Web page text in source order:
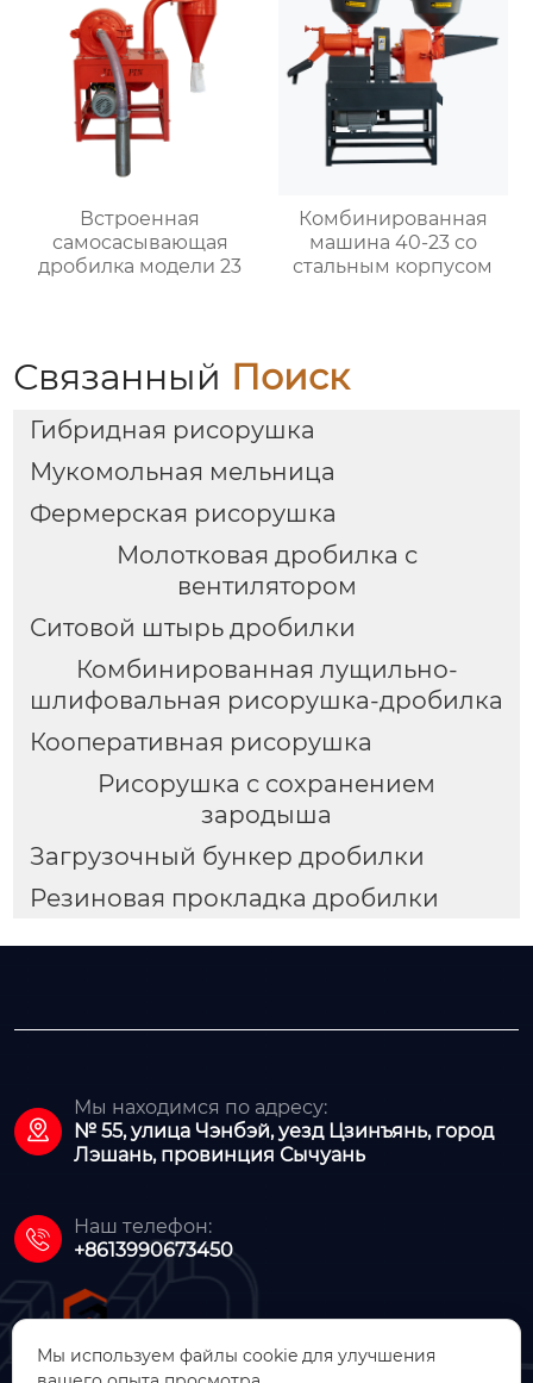
Встроенная
самоcасывающая
дробилка модели 23
Комбинированная
машина 40-23 со
стальным корпусом
Связанный Поиск
Гибридная рисорушка
Мукомольная мельница
Фермерская рисорушка
Молотковая дробилка с
вентилятором
Ситовой штырь дробилки
Комбинированная лущильно-
шлифовальная рисорушка-дробилка
Кооперативная рисорушка
Рисорушка с сохранением
зародыша
Загрузочный бункер дробилки
Резиновая прокладка дробилки

Мы находимся по адресу:
№ 55, улица Чэнбэй, уезд Цзинъянь, город
Лэшань, провинция Сычуань

Наш телефон:
+8613990673450
Мы используем файлы cookie для улучшения